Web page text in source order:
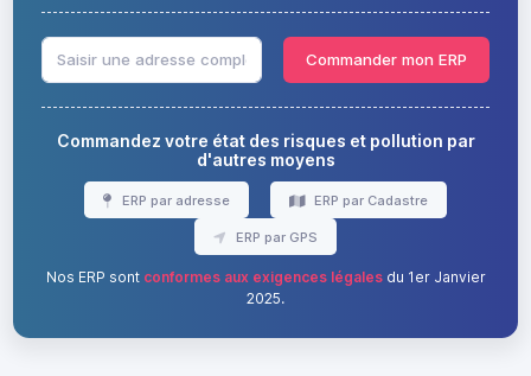
Commander mon ERP
Commandez votre état des risques et pollution par
d'autres moyens
ERP par adresse ERP par Cadastre
ERP par GPS
Nos ERP sont conformes aux exigences légalesdu 1er Janvier
2025.